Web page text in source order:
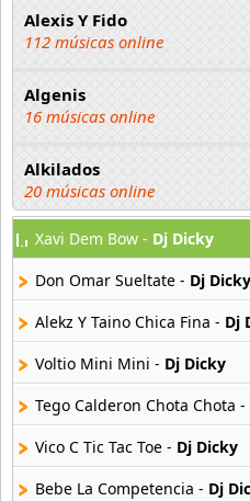
Alexis Y Fido
112 músicas online
Algenis
16 músicas online
Alkilados
20 músicas online
Andy Boy
42 músicas online
Angel Olmos
9 músicas online
20 músicas online
Anton La Voz De Oro
10 músicas online
Xavi Dem Bow - Dj Dicky
Don Omar Sueltate - Dj Dicky
Alekz Y Taino Chica Fina - Dj
Voltio Mini Mini - Dj Dicky
Tego Calderon Chota Chota -
Vico C Tic Tac Toe - Dj Dicky
Bebe La Competencia - Dj